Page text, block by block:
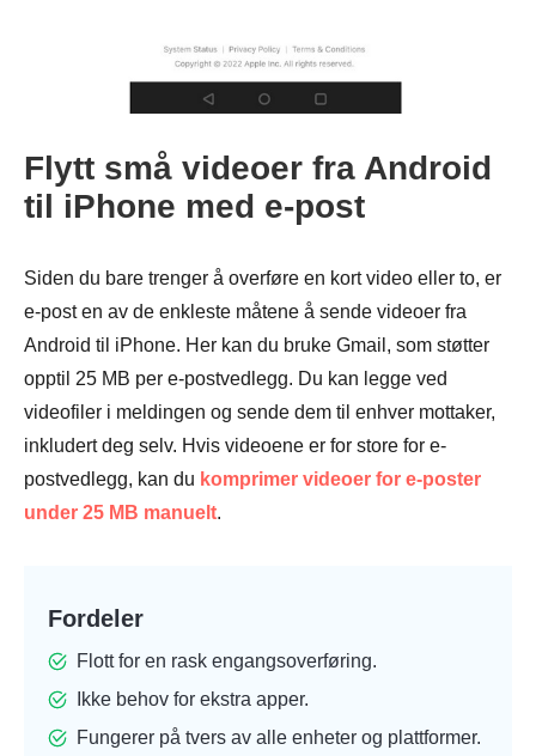
Flytt små videoer fra Android
til iPhone med e-post
Siden du bare trenger å overføre en kort video eller to, er
e-post en av de enkleste måtene å sende videoer fra
Android til iPhone. Her kan du bruke Gmail, som støtter
opptil 25 MB per e-postvedlegg. Du kan legge ved
videofiler i meldingen og sende dem til enhver mottaker,
inkludert deg selv. Hvis videoene er for store for e-
postvedlegg, kan du komprimer videoer for e-poster
under 25 MB manuelt.
Fordeler
Flott for en rask engangsoverføring.
Ikke behov for ekstra apper.
Fungerer på tvers av alle enheter og plattformer.